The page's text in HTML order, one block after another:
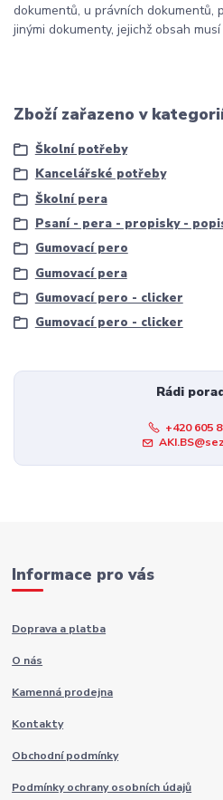
dokumentů, u právních dokumentů,
jinými dokumenty, jejichž obsah
Zboží zařazeno v
Školní potřeby
Kancelářské potřeby
Školní pera
Psaní - pera - propisky -
Gumovací pero
Gumovací pera
Gumovací pero - clicker
Gumovací pero - clicker
Rádi
+420 605
Informace pro vás
Doprava a platba
O nás
Kamenná prodejna
Kontakty
Obchodní podmínky
Podmínky ochrany osobních údajů